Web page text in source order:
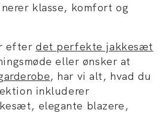
klasse, komfort og
efterdet perfekte jakkesæt
eller ønsker at
, har vi alt, hvad du
inkluderer
elegante blazere,